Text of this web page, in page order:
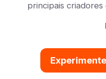
principais